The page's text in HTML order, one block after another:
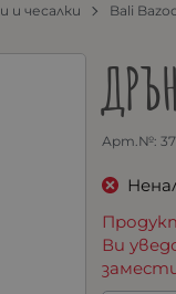
и чесалки Bali
Арт.№:
Ви